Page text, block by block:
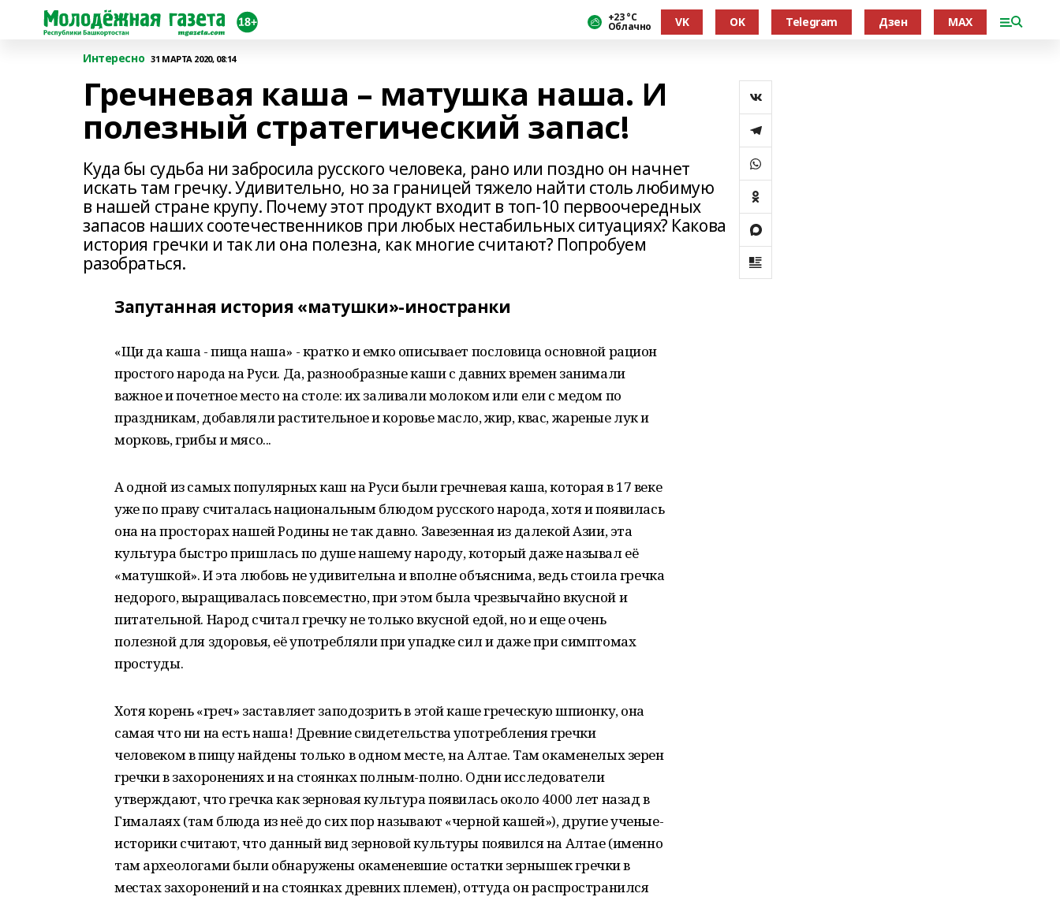
+23 °С
Облачно VK OK Telegram Дзен MAX
Интересно 31 МАРТА 2020, 08:14
Гречневая каша – матушка наша. И
полезный стратегический запас!
Куда бы судьба ни забросила русского человека, рано или поздно он начнет
искать там гречку. Удивительно, но за границей тяжело найти столь любимую
в нашей стране крупу. Почему этот продукт входит в топ-10 первоочередных
запасов наших соотечественников при любых нестабильных ситуациях? Какова
история гречки и так ли она полезна, как многие считают? Попробуем
разобраться.
Запутанная история «матушки»-иностранки
«Щи да каша - пища наша» - кратко и емко описывает пословица основной рацион
простого народа на Руси. Да, разнообразные каши с давних времен занимали
важное и почетное место на столе: их заливали молоком или ели с медом по
праздникам, добавляли растительное и коровье масло, жир, квас, жареные лук и
морковь, грибы и мясо...
А одной из самых популярных каш на Руси были гречневая каша, которая в 17 веке
уже по праву считалась национальным блюдом русского народа, хотя и появилась
она на просторах нашей Родины не так давно. Завезенная из далекой Азии, эта
культура быстро пришлась по душе нашему народу, который даже называл её
«матушкой». И эта любовь не удивительна и вполне объяснима, ведь стоила гречка
недорого, выращивалась повсеместно, при этом была чрезвычайно вкусной и
питательной. Народ считал гречку не только вкусной едой, но и еще очень
полезной для здоровья, её употребляли при упадке сил и даже при симптомах
простуды.
Хотя корень «греч» заставляет заподозрить в этой каше греческую шпионку, она
самая что ни на есть наша! Древние свидетельства употребления гречки
человеком в пищу найдены только в одном месте, на Алтае. Там окаменелых зерен
гречки в захоронениях и на стоянках полным-полно. Одни исследователи
утверждают, что гречка как зерновая культура появилась около 4000 лет назад в
Гималаях (там блюда из неё до сих пор называют «черной кашей»), другие ученые-
историки считают, что данный вид зерновой культуры появился на Алтае (именно
там археологами были обнаружены окаменевшие остатки зернышек гречки в
местах захоронений и на стоянках древних племен), оттуда он распространился